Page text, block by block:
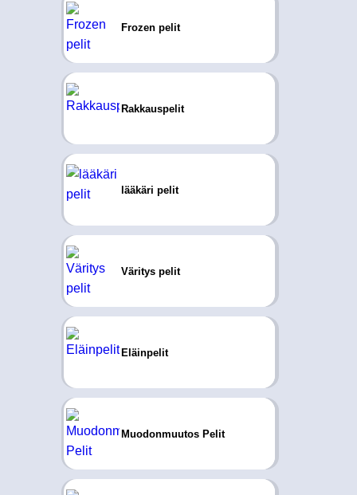
Frozen pelit
Rakkauspelit
lääkäri pelit
Väritys pelit
Eläinpelit
Muodonmuutos Pelit